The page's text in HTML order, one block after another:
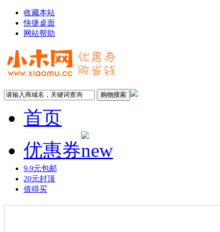
收藏本站
快捷桌面
网站帮助
首页
优惠券
9.9元包邮
20元封顶
值得买